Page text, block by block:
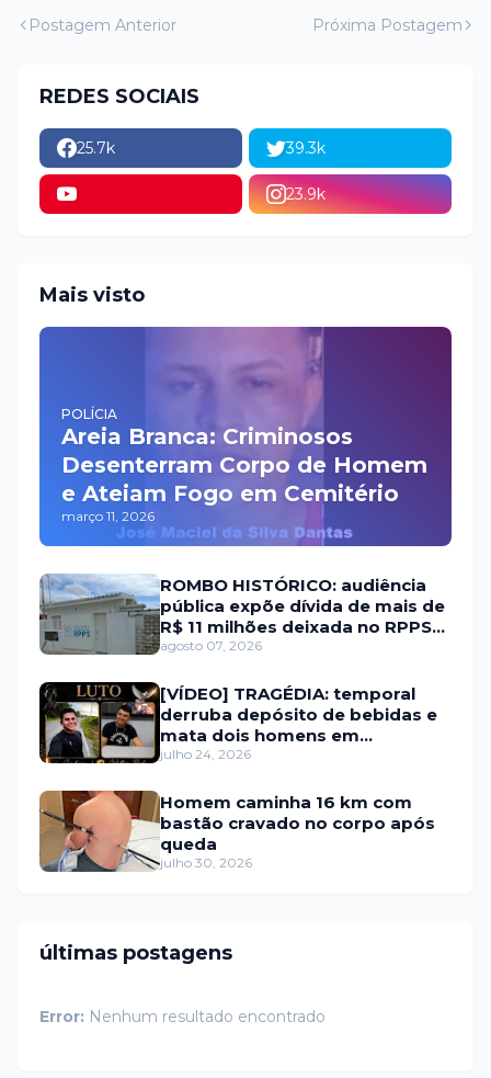
Postagem Anterior Próxima Postagem
REDES SOCIAIS
25.7k 39.3k
23.9k
Mais visto
POLÍCIA
Areia Branca: Criminosos
Desenterram Corpo de Homem
e Ateiam Fogo em Cemitério
março 11, 2026
ROMBO HISTÓRICO: audiência
pública expõe dívida de mais de
R$ 11 milhões deixada no RPPS
de Itaú RN
agosto 07, 2026
[VÍDEO] TRAGÉDIA: temporal
derruba depósito de bebidas e
mata dois homens em
Portalegre
julho 24, 2026
Homem caminha 16 km com
bastão cravado no corpo após
queda
julho 30, 2026
últimas postagens
Error: Nenhum resultado encontrado